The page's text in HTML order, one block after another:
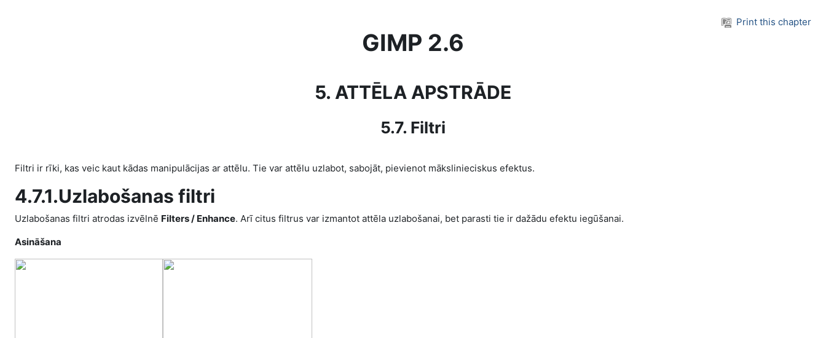
Print this chapter
GIMP 2.6
5. ATTĒLA APSTRĀDE
5.7. Filtri
Filtri ir rīki, kas veic kaut kādas manipulācijas ar attēlu. Tie var attēlu uzlabot, sabojāt, pievienot mākslinieciskus efektus.
4.7.1.Uzlabošanas filtri
Uzlabošanas filtri atrodas izvēlnē Filters / Enhance. Arī citus filtrus var izmantot attēla uzlabošanai, bet parasti tie ir dažādu efektu iegūšanai.
Asināšana